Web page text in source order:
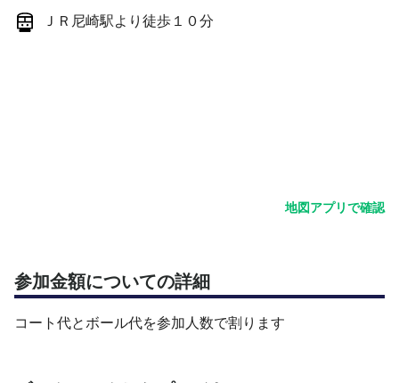
す。
テニスコートでレンタルシューズあり（3
り、4ゲームのみノーアド
バンテージ方式、タイブレークマッチ、チャ
回す場合があります🏸
ＪＲ尼崎駅より徒歩１０分
地図アプリで確認
参加金額についての詳細
コート代とボール代を参加人数で割ります